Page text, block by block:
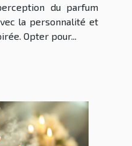
du parfum
la personnalité et
Opter pour...